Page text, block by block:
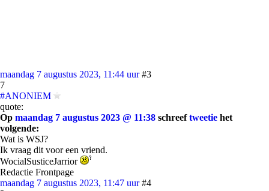
maandag 7 augustus 2023, 11:44 uur #3
7
#ANONIEM
quote:
Op maandag 7 augustus 2023 @ 11:38 schreeftweetie het
volgende:
Wat is WSJ?
Ik vraag dit voor een vriend.
WocialSusticeJarrior
Redactie Frontpage
maandag 7 augustus 2023, 11:47 uur #4